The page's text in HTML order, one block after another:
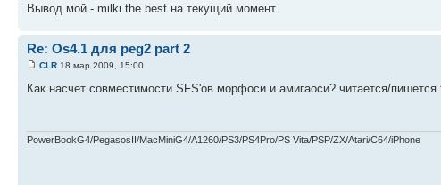
Вывод мой - milki the best на текущий момент.
Re: Os4.1 для peg2 part 2
CLR 18 мар 2009, 15:00
Как насчет совместимости SFS'ов морфоси и амигаоси? читается/
PowerBookG4/PegasosII/MacMiniG4/A1260/PS3/PS4Pro/PS Vita/PSP/ZX/Atari/C64/iPhone